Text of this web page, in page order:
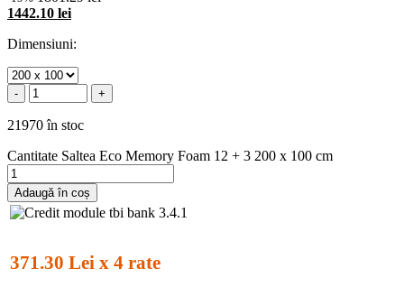
1442.10 lei
Dimensiuni:
- +
21970 în stoc
Cantitate Saltea Eco Memory Foam 12 + 3 200 x 100 cm
Adaugă în coș
371.30 Lei x 4 rate